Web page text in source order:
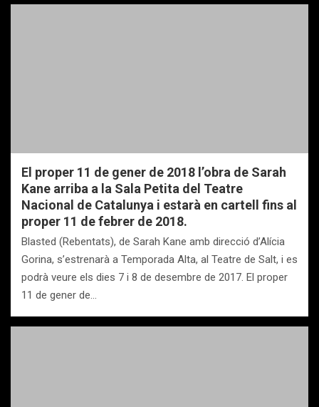
El proper 11 de gener de 2018 l’obra de Sarah
Kane arriba a la Sala Petita del Teatre
Nacional de Catalunya i estarà en cartell fins al
proper 11 de febrer de 2018.
Blasted (Rebentats), de Sarah Kane amb direcció d’Alícia
Gorina, s’estrenarà a Temporada Alta, al Teatre de Salt, i es
podrà veure els dies 7 i 8 de desembre de 2017. El proper
11 de gener de…